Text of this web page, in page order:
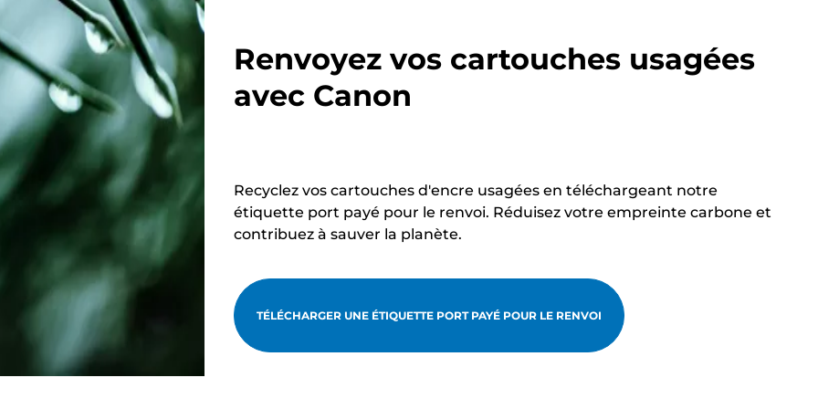
Renvoyez vos cartouches usagées
avec Canon
Recyclez vos cartouches d'encre usagées en téléchargeant notre
étiquette port payé pour le renvoi. Réduisez votre empreinte carbone et
contribuez à sauver la planète.
TÉLÉCHARGER UNE ÉTIQUETTE PORT PAYÉ POUR LE RENVOI